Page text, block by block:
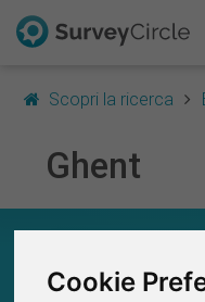
Cookie
Scopri la ricerca
Ghent